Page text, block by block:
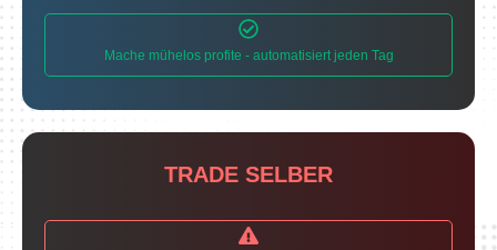
Mache mühelos profite - automatisiert jeden Tag
TRADE SELBER